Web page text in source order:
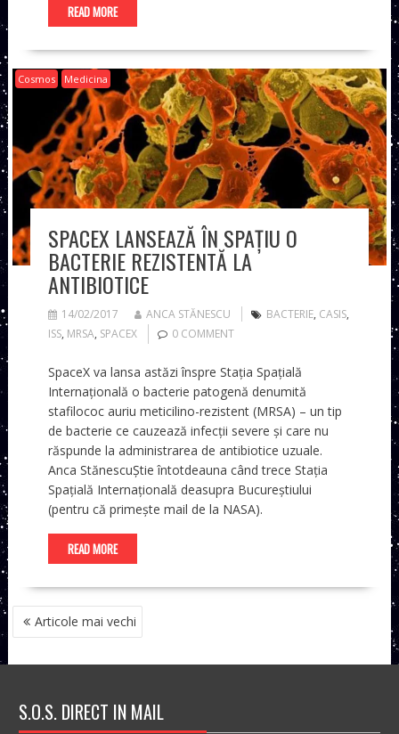
READ MORE
Cosmos Medicina
SPACEX LANSEAZĂ ÎN SPAȚIU O
BACTERIE REZISTENTĂ LA
ANTIBIOTICE
14/02/2017 ANCA STĂNESCU BACTERIE, CASIS,
ISS, MRSA, SPACEX 0 COMMENT
SpaceX va lansa astăzi înspre Stația Spațială
Internațională o bacterie patogenă denumită
stafilococ auriu meticilino-rezistent (MRSA) – un tip
de bacterie ce cauzează infecții severe și care nu
răspunde la administrarea de antibiotice uzuale.
Anca StănescuȘtie întotdeauna când trece Stația
Spațială Internațională deasupra Bucureștiului
(pentru că primește mail de la NASA).
READ MORE
NAVIGARE
ÎN Articole mai vechi
S.O.S. DIRECT IN MAIL